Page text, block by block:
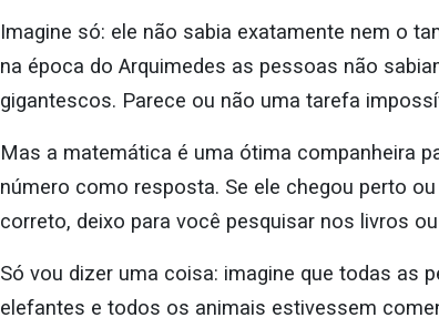
Imagine só: ele não sabia exatamente nem o
na época do Arquimedes as pessoas não
gigantescos. Parece ou não uma tarefa
Mas a matemática é uma ótima companheira
número como resposta. Se ele chegou perto
correto, deixo para você pesquisar nos livros
Só vou dizer uma coisa: imagine que todas as
elefantes e todos os animais estivessem